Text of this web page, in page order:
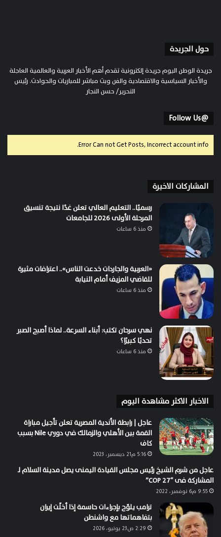
حول الجريدة
جريدة الوطن اليوم جريدة إلكترونية تقدم أهم الأخبار العربية والعالمية العاجلة
والأخبار السياسية والاقتصادية والفن وبث مباشر للمباريات والحوادث. رئيس
التحرير/ حسن النجار
@Follow Us
Error Can not Get Posts, Incorrect account info.
المشاركات الاخيرة
رسميًا.. التعليم العالي تعلن غدًا نتيجة تنسيق
المرحلة الأولى 2026 للجامعات
منذ 6 ساعات
«العربية والجاردات خدعت الناس».. اعترافات مثيرة
للقاضي المزيف أمام النيابة
منذ 6 ساعات
نهي سرحان تكتب: أبناء السرعة.. لماذا أصبح الصبر
تحديًا كبيرًا؟
منذ 6 ساعات
الاخبار الاكثر مشاهدة اليوم
عاجل | رابطة الأندية المصرية تعلن تأجيل مباراة
القمة بين الأهلي والزمالك في دوري Nile بسبب
كاف
5:16 م21 ديسمبر، 2023
عاجل من شرم الشيخ رئيس مجلس القيادة اليمنى يصل مدينة السلام لـ
المشاركة فى “COP 27”
9:55 م6 نوفمبر، 2022
ترامب يلوّح بإجراءات حاسمة إذا أخلّت إيران
بتفاهماتها مع واشنطن
2:29 ص23 يونيو، 2026